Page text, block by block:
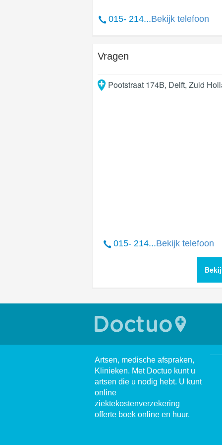
015- 214...Bekijk telefoon
Vragen
Pootstraat 174B, Delft, Zuid
015- 214...Bekijk telefoon
Artsen, medische afspraken,
Klinieken. Met Doctuo kunt u
artsen die u nodig hebt. U kunt
online
ziektekostenverzekering
offerte boek online en huur.